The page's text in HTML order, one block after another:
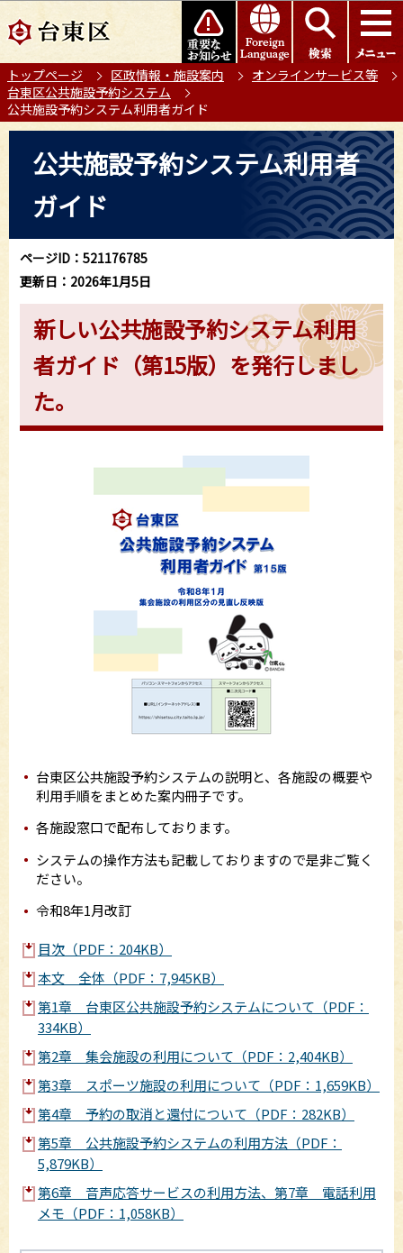
の
ー
ジ
の
このページの本文へ移動
トップページ 区政情報・施設案内
オンラインサービス等
台東区公共施設予約システム
公共施設予約システム利用者ガイド
ら
公共施設予約システム利用者
ガイド
ページID：521176785
更新日：2026年1月5日
新しい公共施設予約システム利用
者ガイド（第15版）を発行しまし
た。
台東区公共施設予約システムの説明と、各施設の概要や
利用手順をまとめた案内冊子です。
各施設窓口で配布しております。
システムの操作方法も記載しておりますので是非ご覧く
ださい。
令和8年1月改訂
目次（PDF：204KB）
本文 全体（PDF：7,945KB）
第1章 台東区公共施設予約システムについて（PDF：
334KB）
第2章 集会施設の利用について（PDF：2,404KB）
第3章 スポーツ施設の利用について（PDF：1,659KB）
第4章 予約の取消と還付について（PDF：282KB）
第5章 公共施設予約システムの利用方法（PDF：
5,879KB）
第6章 音声応答サービスの利用方法、第7章 電話利用
メモ（PDF：1,058KB）